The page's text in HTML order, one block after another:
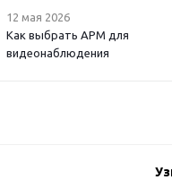
12 мая 2026
Как выбрать APM для
видеонаблюдения